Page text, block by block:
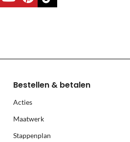
Ameland,
Bestellen & betalen
Acties
Maatwerk
Stappenplan